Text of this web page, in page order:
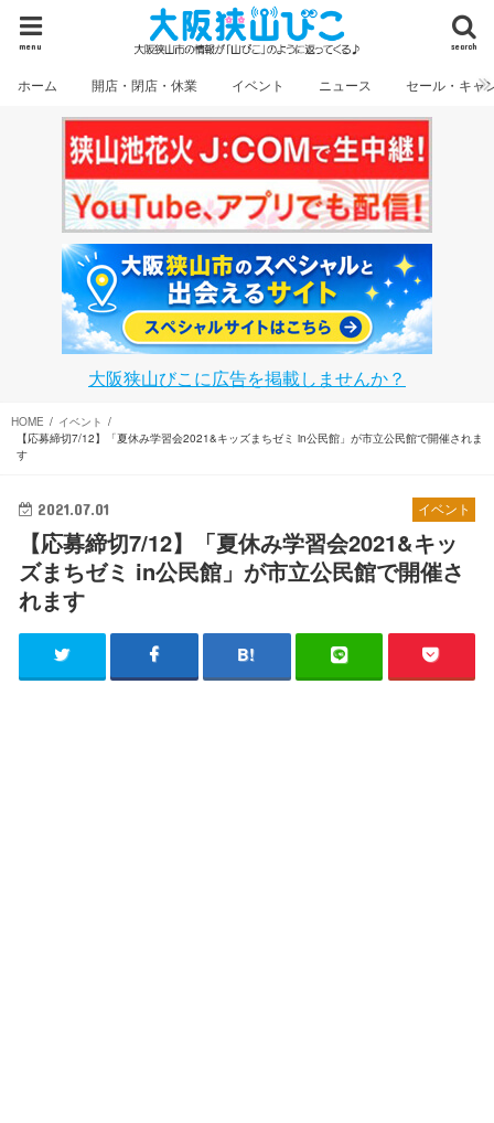
search
menu
ホーム 開店・閉店・休業 イベント ニュース セール・キャ
大阪狭山びこに広告を掲載しませんか？
HOME
イベント
【応募締切7/12】「夏休み学習会2021&キッズまちゼミ in公民館」が市立公民館で開催されま
す
イベント
2021.07.01
【応募締切7/12】「夏休み学習会2021&キッ
ズまちゼミ in公民館」が市立公民館で開催さ
れます